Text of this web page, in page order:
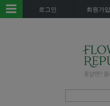
로그인 회원가입